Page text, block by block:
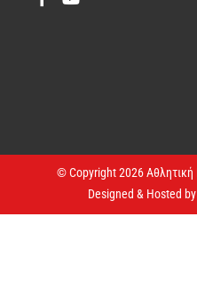
© Copyright 2026 Αθλητική
Designed & Hosted by